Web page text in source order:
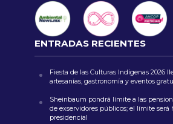
ENTRADAS RECIENTES
Fiesta de las Culturas Indígenas 2026
artesanías, gastronomía y eventos
Sheinbaum pondrá límite a las
de exservidores públicos; el límite será
presidencial